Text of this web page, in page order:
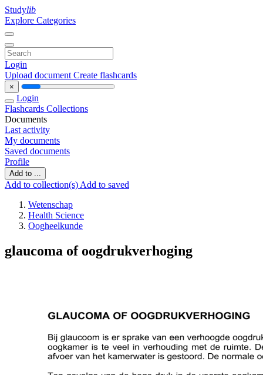
Studylib
Explore Categories
Login
Upload document Create flashcards
×
Login
Flashcards Collections
Documents
Last activity
My documents
Saved documents
Profile
Add to ...
Add to collection(s) Add to saved
Wetenschap
Health Science
Oogheelkunde
glaucoma of oogdrukverhoging